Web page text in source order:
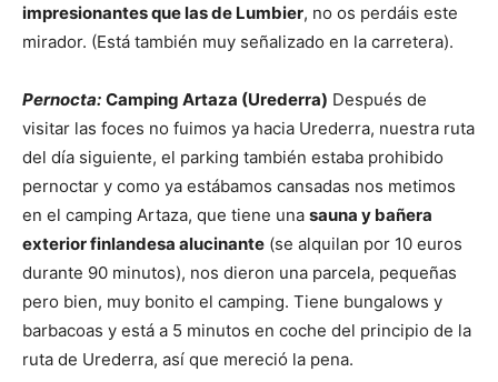
impresionantes que las de Lumbier, no os perdáis este
mirador. (Está también muy señalizado en la carretera).
Pernocta: Camping Artaza (Urederra) Después de
visitar las foces no fuimos ya hacia Urederra, nuestra ruta
del día siguiente, el parking también estaba prohibido
pernoctar y como ya estábamos cansadas nos metimos
en el camping Artaza, que tiene una sauna y bañera
exterior finlandesa alucinante (se alquilan por 10 euros
durante 90 minutos), nos dieron una parcela, pequeñas
pero bien, muy bonito el camping. Tiene bungalows y
barbacoas y está a 5 minutos en coche del principio de la
ruta de Urederra, así que mereció la pena.